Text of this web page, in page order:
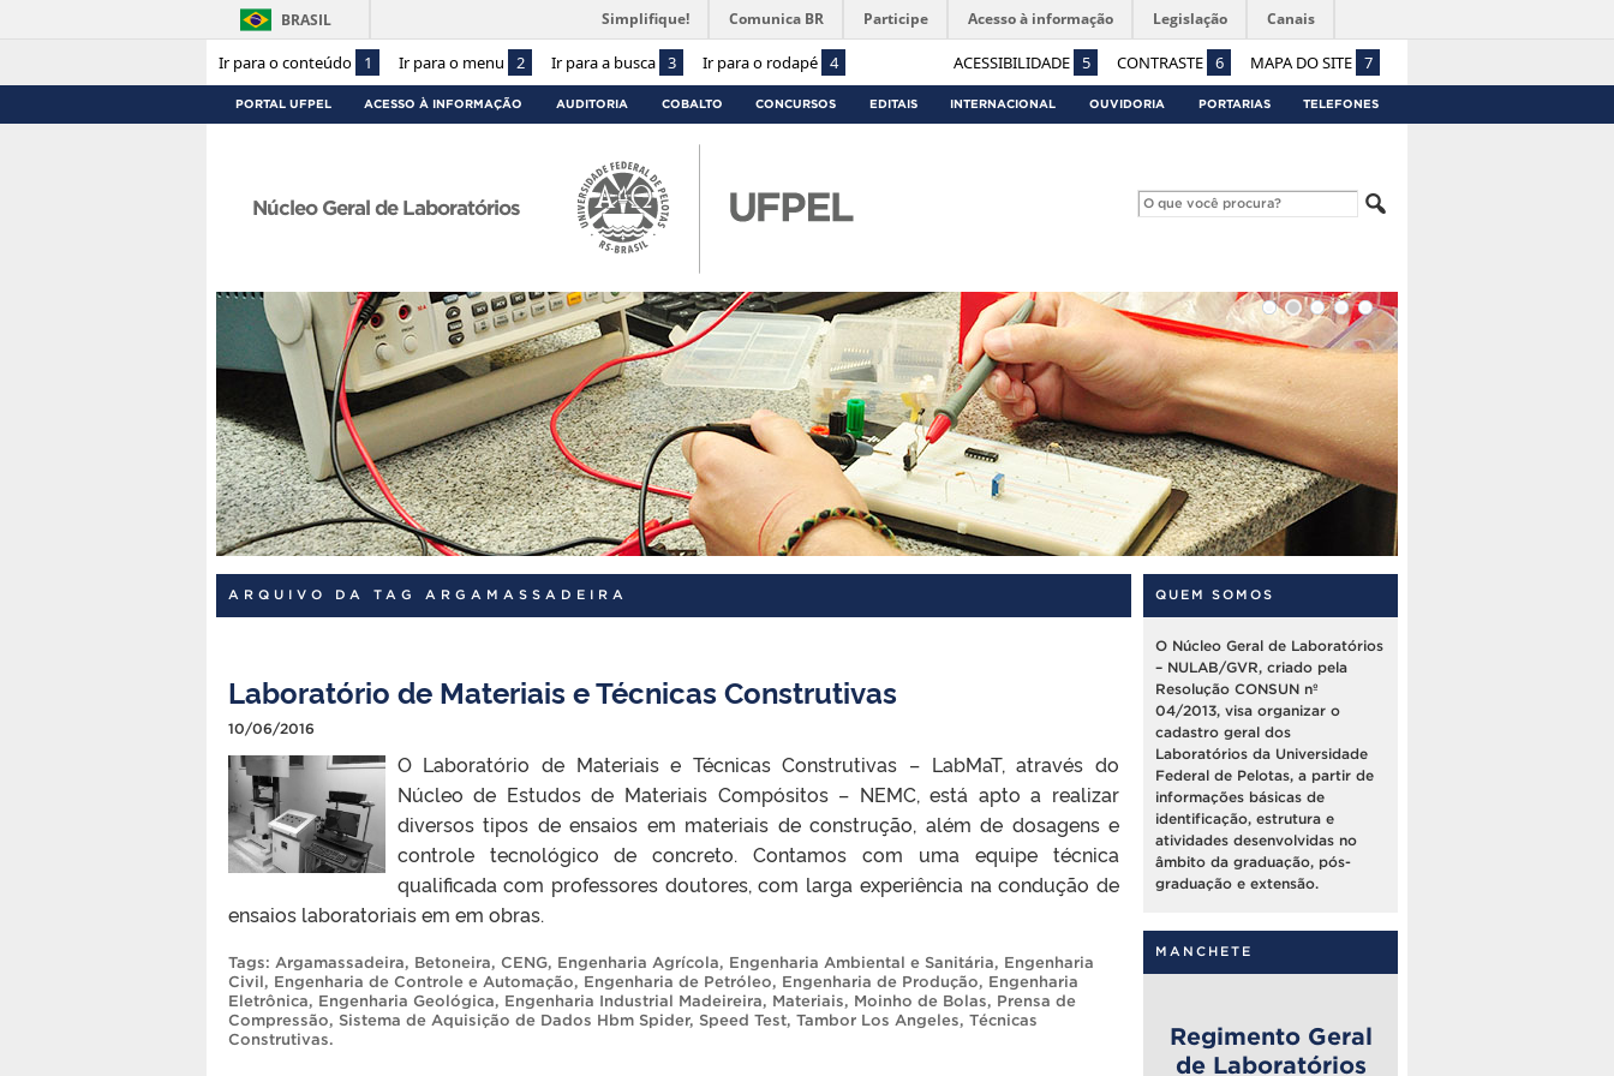
Ir para o conteúdo 1 Ir para o menu 2 Ir para a busca 3 Ir para o rodapé 4 ACESSIBILIDADE 5 CONTRASTE 6 MAPA DO SITE 7
BRASIL Simplifique! Comunica BR Participe Acesso à informação Legislação Canais
PORTAL UFPEL ACESSO À INFORMAÇÃO AUDITORIA COBALTO CONCURSOS EDITAIS INTERNACIONAL OUVIDORIA PORTARIAS TELEFONES
Núcleo Geral de Laboratórios
ARQUIVO DA TAG ARGAMASSADEIRA
Laboratório de Materiais e Técnicas Construtivas
10/06/2016
O Laboratório de Materiais e Técnicas Construtivas – LabMaT, através do
Núcleo de Estudos de Materiais Compósitos – NEMC, está apto a realizar
diversos tipos de ensaios em materiais de construção, além de dosagens e
controle tecnológico de concreto. Contamos com uma equipe técnica
qualificada com professores doutores, com larga experiência na condução de
ensaios laboratoriais em em obras.
Tags: Argamassadeira, Betoneira, CENG, Engenharia Agrícola, Engenharia Ambiental e Sanitária, Engenharia
Civil, Engenharia de Controle e Automação, Engenharia de Petróleo, Engenharia de Produção, Engenharia
Eletrônica, Engenharia Geológica, Engenharia Industrial Madeireira, Materiais, Moinho de Bolas, Prensa de
Compressão, Sistema de Aquisição de Dados Hbm Spider, Speed Test, Tambor Los Angeles, Técnicas
Construtivas.
QUEM SOMOS
O Núcleo Geral de Laboratórios
– NULAB/GVR, criado pela
Resolução CONSUN nº
04/2013, visa organizar o
cadastro geral dos
Laboratórios da Universidade
Federal de Pelotas, a partir de
informações básicas de
identificação, estrutura e
atividades desenvolvidas no
âmbito da graduação, pós-
graduação e extensão.
MANCHETE
Regimento Geral
de Laboratórios